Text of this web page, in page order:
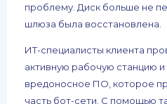
проблему. Диск больше не
шлюза была восстановлена.
ИТ-специалисты клиента
активную рабочую станцию
вредоносное ПО, которое
часть бот-сети. С помощью